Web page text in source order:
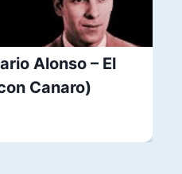
Alonso – El
Canaro)